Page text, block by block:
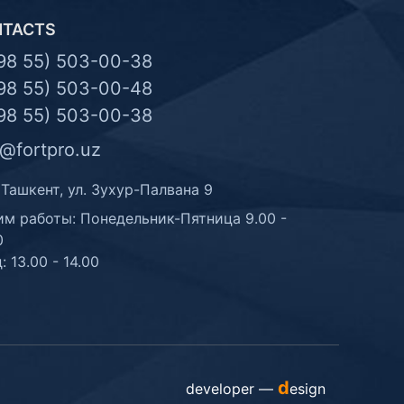
55) 503-00-38
55) 503-00-48
55) 503-00-38
ул. Зухур-Палвана 9
работы: Понедельник-Пятница 9.00 -
13.00 - 14.00
developer — design